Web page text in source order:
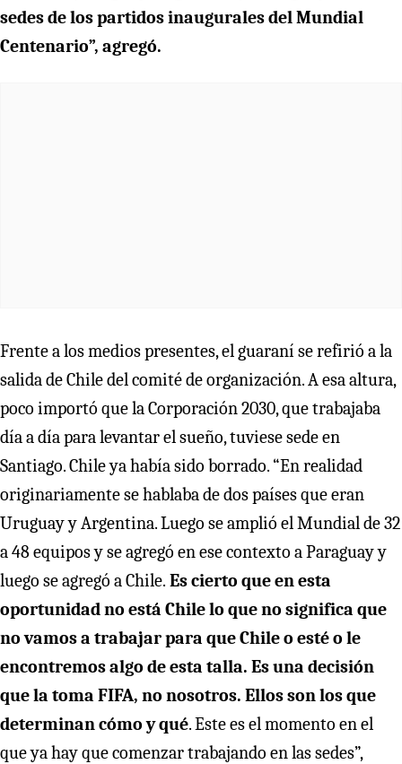
sedes de los partidos inaugurales del Mundial
Centenario”, agregó.
Frente a los medios presentes, el guaraní se refirió a la
salida de Chile del comité de organización. A esa altura,
poco importó que la Corporación 2030, que trabajaba
día a día para levantar el sueño, tuviese sede en
Santiago. Chile ya había sido borrado. “En realidad
originariamente se hablaba de dos países que eran
Uruguay y Argentina. Luego se amplió el Mundial de 32
a 48 equipos y se agregó en ese contexto a Paraguay y
luego se agregó a Chile. Es cierto que en esta
oportunidad no está Chile lo que no significa que
no vamos a trabajar para que Chile o esté o le
encontremos algo de esta talla. Es una decisión
que la toma FIFA, no nosotros. Ellos son los que
determinan cómo y qué. Este es el momento en el
que ya hay que comenzar trabajando en las sedes”,